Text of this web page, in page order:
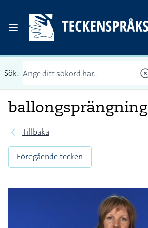
Sök:
ballongsprängning
Tillbaka
Föregående tecken